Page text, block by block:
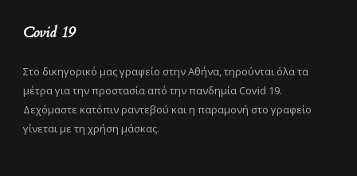
Covid 19
Στο δικηγορικό μας γραφείο στην Αθήνα, τηρούνται όλα τα
μέτρα για την προστασία από την πανδημία Covid 19.
Δεχόμαστε κατόπιν ραντεβού και η παραμονή στο γραφείο
γίνεται με τη χρήση μάσκας.